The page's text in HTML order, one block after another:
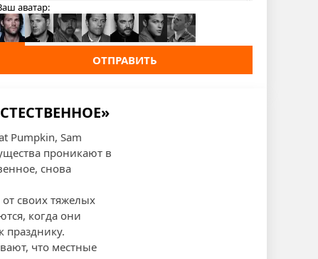
аватар:
ОТПРАВИТЬ
Pumpkin, Sam
проникают в
снова
своих тяжелых
когда они
празднику.
что местные